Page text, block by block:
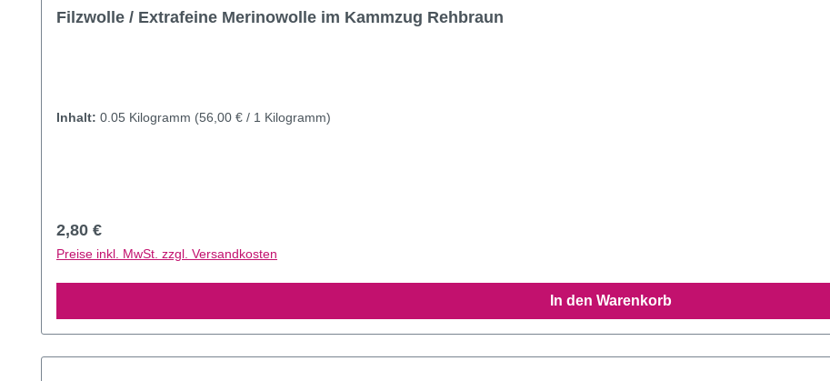
Durchschnittliche Bewertung von 4.95 von 5 Sternen
Filzwolle / Extrafeine Merinowolle im Kammzug Rehbraun
Inhalt: 0.05 Kilogramm (56,00 € / 1 Kilogramm)
Regulärer Preis:
2,80 €
Preise inkl. MwSt. zzgl. Versandkosten
In den Warenkorb